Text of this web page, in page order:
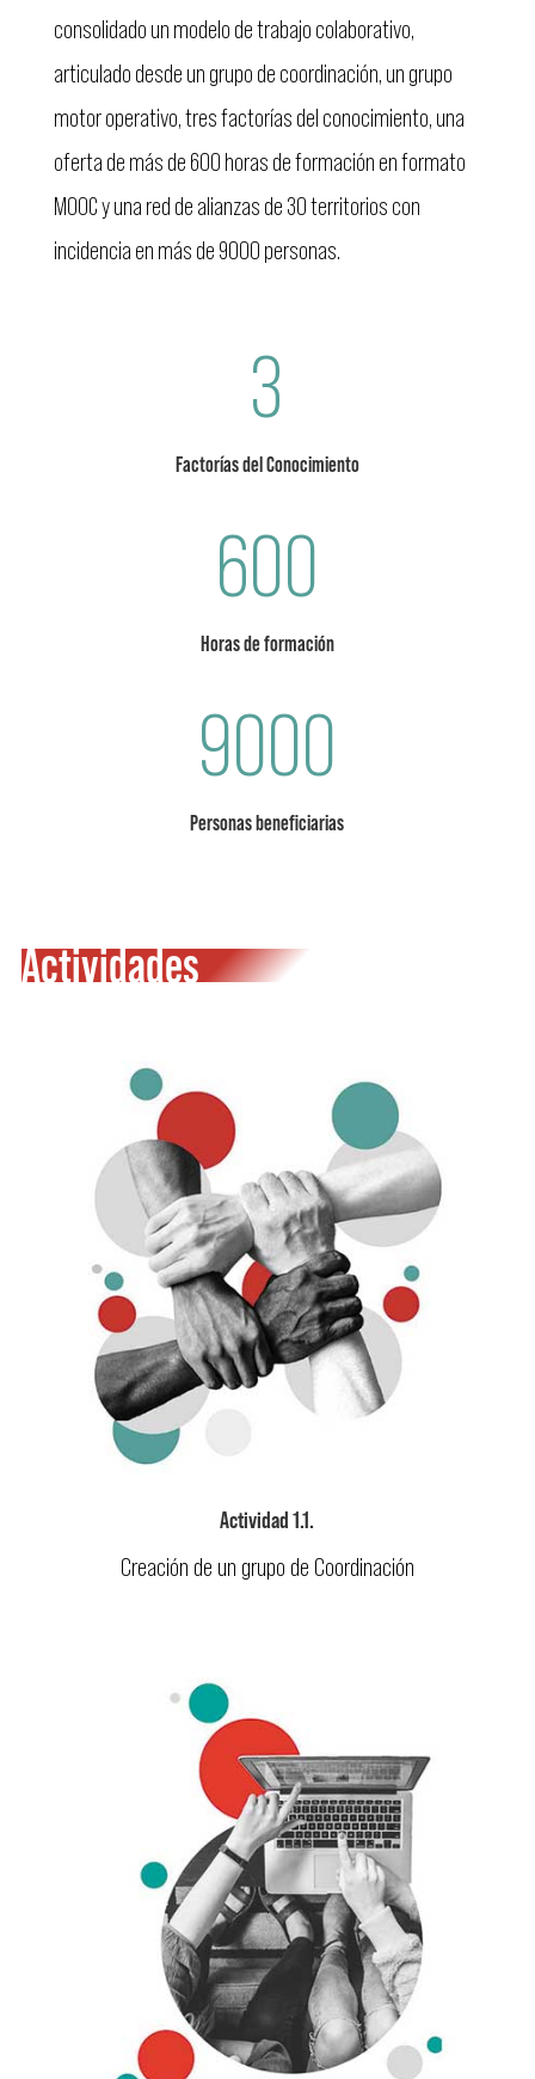
consolidado un modelo de trabajo colaborativo,
articulado desde un grupo de coordinación, un grupo
motor operativo, tres factorías del conocimiento, una
oferta de más de 600 horas de formación en formato
MOOC y una red de alianzas de 30 territorios con
incidencia en más de 9000 personas.
3
Factorías del Conocimiento
600
Horas de formación
9000
Personas beneficiarias
Actividades
Actividad 1.1.
Creación de un grupo de Coordinación